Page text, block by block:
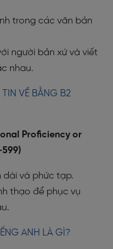
trong các văn bản
người bản xứ và viết
nhau.
TIN VỀ BẰNG B2
Proficiency or
dài và phức tạp.
thạo để phục vụ
ANH LÀ GÌ?